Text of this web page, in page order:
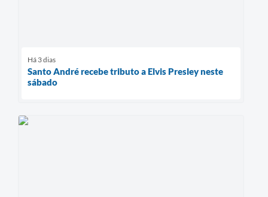
Há 3 dias
Santo André recebe tributo a Elvis Presley neste
sábado